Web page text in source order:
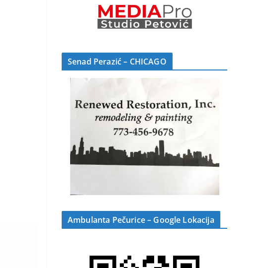
Senad Perazić – CHICAGO
Ambulanta Pečurice – Google Lokacija